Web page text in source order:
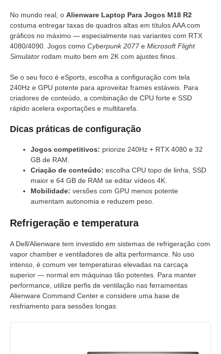
No mundo real, o Alienware Laptop Para Jogos M18 R2
costuma entregar taxas de quadros altas em títulos AAA com
gráficos no máximo — especialmente nas variantes com RTX
4080/4090. Jogos como Cyberpunk 2077e Microsoft Flight
Simulator rodam muito bem em 2K com ajustes finos.
Se o seu foco é eSports, escolha a configuração com tela
240Hz e GPU potente para aproveitar frames estáveis. Para
criadores de conteúdo, a combinação de CPU forte e SSD
rápido acelera exportações e multitarefa.
Dicas práticas de configuração
Jogos competitivos: priorize 240Hz + RTX 4080 e 32
GB de RAM.
Criação de conteúdo: escolha CPU topo de linha, SSD
maior e 64 GB de RAM se editar vídeos 4K.
Mobilidade: versões com GPU menos potente
aumentam autonomia e reduzem peso.
Refrigeração e temperatura
A Dell/Alienware tem investido em sistemas de refrigeração com
vapor chamber e ventiladores de alta performance. No uso
intenso, é comum ver temperaturas elevadas na carcaça
superior — normal em máquinas tão potentes. Para manter
performance, utilize perfis de ventilação nas ferramentas
Alienware Command Center e considere uma base de
resfriamento para sessões longas.